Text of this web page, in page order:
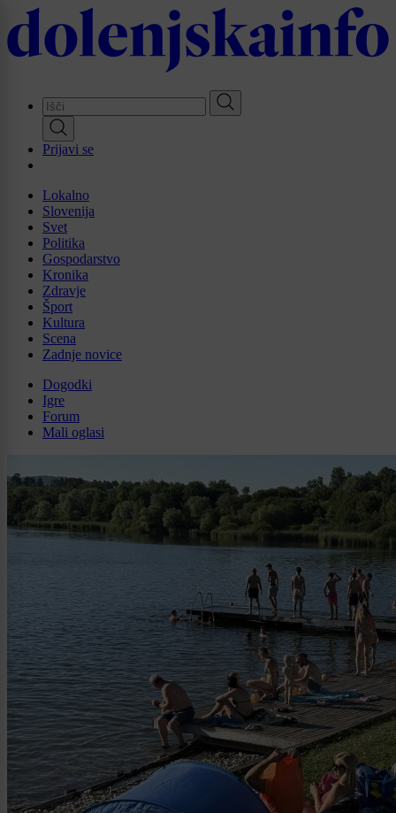
Skip
to
main
Prijavi se
Lokalno
Slovenija
Svet
Politika
Gospodarstvo
Kronika
Zdravje
Šport
Kultura
Scena
Zadnje novice
Dogodki
Igre
Forum
Mali oglasi